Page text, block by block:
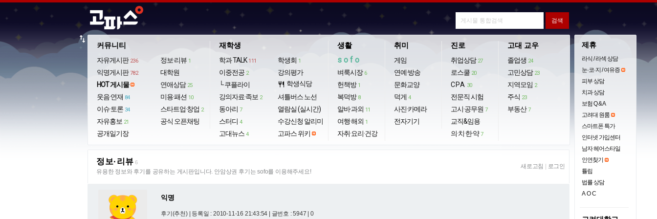
커뮤니티
자유게시판 236
익명게시판 782
HOT 게시물
웃음·연재 84
이슈·토론 34
자유홍보 21
공개일기장
정보·리뷰 1
대학원
연애상담 25
미용·패션 10
스타트업·창업 2
공식 오픈채팅
재학생
학과 TALK 111
이중전공 2
└ 쿠플라이
강의자료·족보 2
동아리 7
스터디 4
고대뉴스 4
학생회 1
강의평가
restaurant 학생식당
셔틀버스 노선
열람실 (실시간)
수강신청 알리미
고파스 위키
생활
sofo
벼룩시장 6
헌책방 1
복덕방 8
알바·과외 11
여행·해외 1
자취·요리·건강
취미
게임
연예·방송
문화교양
덕게 4
사진·카메라
전자기기
진로
취업상담 27
로스쿨 20
CPA 30
전문직 시험
고시·공무원 7
교직&임용
의·치·한·약 7
고대 교우
졸업생 24
고민상담 23
지역모임 2
주식 23
부동산 7
import_export
정보·리뷰 6
유용한 정보와 후기를 공유하는 게시판입니다. 안암상권 후기는 sofo를 이용해주세요!
새로고침 로그인
익명
후기(추천) | 등록일 : 2010-11-16 21:43:54 | 글번호 : 5947 | 0
제휴
라식 / 라섹 상담
눈·코·지 / 여유증
피부 상담
치과 상담
보험 Q & A
고려대 원룸
스마트폰 특가
인터넷 가입센터
남자 헤어스타일
인연찾기
튤립
법률 상담
AOC